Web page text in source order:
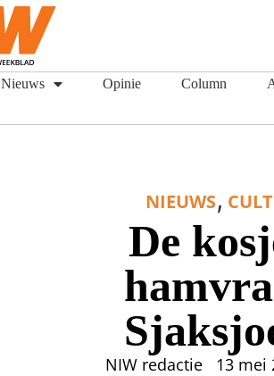
Nieuws Opinie Column
NIEUWS,
De
NIW redactie 13 mei